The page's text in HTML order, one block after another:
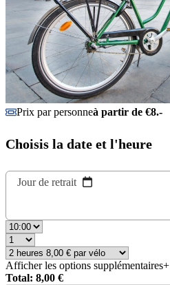
Prix par personneà partir de €8.-
Choisis la date et l'heure
Jour de retrait
Afficher les options supplémentaires+
Total: 8,00 €